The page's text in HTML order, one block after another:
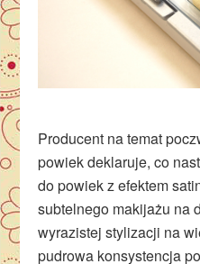
Producent na temat
powiek deklaruje, co
do powiek z efektem
subtelnego makijażu na
wyrazistej stylizacji na
pudrowa konsystencja